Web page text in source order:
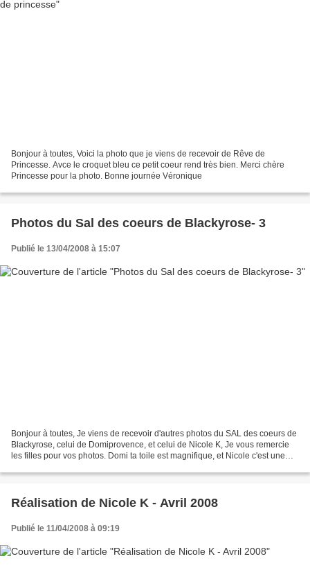
Bonjour à toutes, Voici la photo que je viens de recevoir de Rêve de
Princesse. Avce le croquet bleu ce petit coeur rend très bien. Merci chère
Princesse pour la photo. Bonne journée Véronique
Photos du Sal des coeurs de Blackyrose- 3
Publié le 13/04/2008 à 15:07
Bonjour à toutes, Je viens de recevoir d'autres photos du SAL des coeurs de
Blackyrose, celui de Domiprovence, et celui de Nicole K, Je vous remercie
les filles pour vos photos. Domi ta toile est magnifique, et Nicole c'est une
Réalisation de Nicole K - Avril 2008
Publié le 11/04/2008 à 09:19